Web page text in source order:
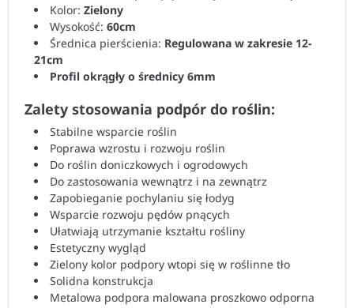
Kolor: Zielony
Wysokość: 60cm
Średnica pierścienia: Regulowana w zakresie 12-
21cm
Profil okrągły o średnicy 6mm
Zalety stosowania podpór do roślin:
Stabilne wsparcie roślin
Poprawa wzrostu i rozwoju roślin
Do roślin doniczkowych i ogrodowych
Do zastosowania wewnątrz i na zewnątrz
Zapobieganie pochylaniu się łodyg
Wsparcie rozwoju pędów pnących
Ułatwiają utrzymanie kształtu rośliny
Estetyczny wygląd
Zielony kolor podpory wtopi się w roślinne tło
Solidna konstrukcja
Metalowa podpora malowana proszkowo odporna